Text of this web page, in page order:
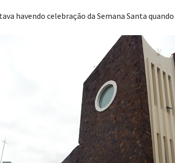
havendo celebração da Semana Santa